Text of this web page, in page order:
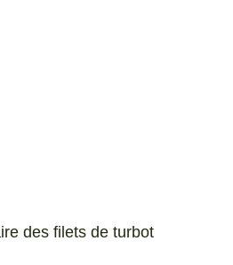
des filets de turbot